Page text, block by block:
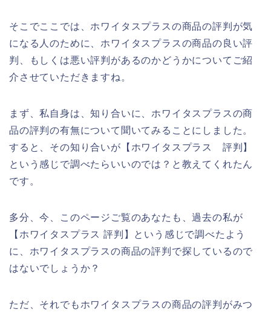
そこでここでは、ホワイタスプラスの商品の評判が気
になる人のために、ホワイタスプラスの商品の良い評
判、もしくは悪い評判があるのかどうかについてご紹
介させていただきますね。
まず、私自身は、知り合いに、ホワイタスプラスの商
品の評判の有無について聞いてみることにしました。
すると、その知り合いが【ホワイタスプラス 評判】
という感じで調べたらいいのでは？と教えてくれたん
です。
多分、今、このページご覧のあなたも、過去の私が
【ホワイタスプラス 評判】という感じで調べたよう
に、ホワイタスプラスの商品の評判で探しているので
はないでしょうか？
ただ、それでもホワイタスプラスの商品の評判がみつ